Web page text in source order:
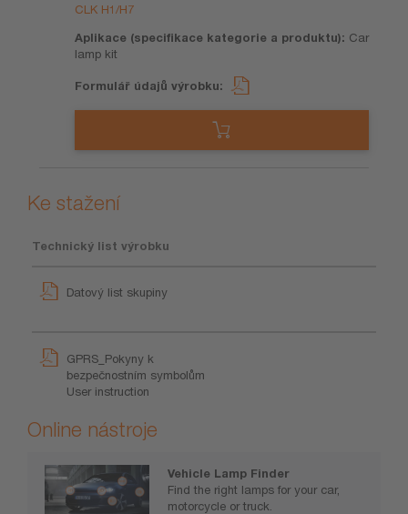
CLK H1/H7
Car
lamp kit
Ke stažení
Technický list výrobku
Datový list skupiny
GPRS_Pokyny k
bezpečnostním symbolům
User instruction
Online nástroje
Vehicle Lamp Finder
Find the right lamps for your car,
motorcycle or truck.